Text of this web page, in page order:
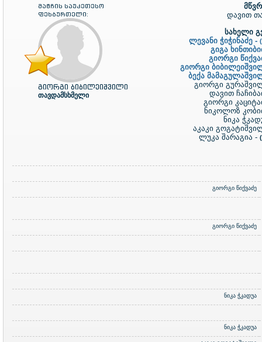
მატჩის საუკეთესო
ფეხბურთელი:
გიორგი ბიბილეიშვილი
თავდამსხმელი
დავით
სახელი
ლევანი ჭიჭინაძე -
გიგა
გიორგი
გიორგი
ბექა
გიორგი
დავით
გიორგი
ნიკოლოზ
ნიკა
აკაკი
ლუკა შარაგია -
გიორგი წიქვაძე
გიორგი წიქვაძე
ნიკა ჭკადუა
ნიკა ჭკადუა